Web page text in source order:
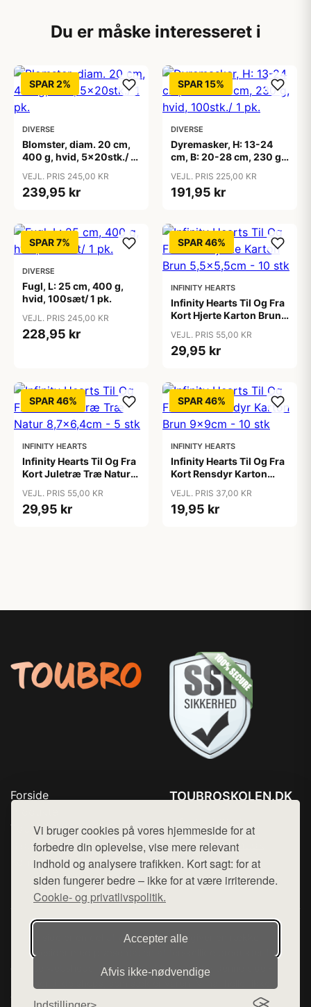
Vi bruger cookies på vores hjemmeside for at
forbedre din oplevelse, vise mere relevant
indhold og analysere trafikken. Kort sagt: for at
siden fungerer bedre – ikke for at være irriterende.
Cookie- og privatlivspolitik.
Accepter alle
Afvis ikke‑nødvendige
Du er måske interesseret i
SPAR 2%
DIVERSE
Blomster, diam. 20 cm,
400 g, hvid, 5x20stk./ 1
VEJL. PRIS 245,00 KR
239,95 kr
SPAR 15%
DIVERSE
Dyremasker, H: 13-24
cm, B: 20-28 cm, 230 g,
VEJL. PRIS 225,00 KR
191,95 kr
SPAR 7%
DIVERSE
Fugl, L: 25 cm, 400 g,
hvid, 100sæt/ 1 pk.
VEJL. PRIS 245,00 KR
228,95 kr
SPAR 46%
INFINITY HEARTS
Infinity Hearts Til Og Fra
Kort Hjerte Karton Brun
VEJL. PRIS 55,00 KR
29,95 kr
SPAR 46%
INFINITY HEARTS
Infinity Hearts Til Og Fra
Kort Juletræ Træ Natur
VEJL. PRIS 55,00 KR
29,95 kr
SPAR 46%
INFINITY HEARTS
Infinity Hearts Til Og Fra
Kort Rensdyr Karton
VEJL. PRIS 37,00 KR
19,95 kr
Forside
Top Rabatter
Blog
Kontakt
TOUBROSKOLEN.DK
Mail: hej@want.dk
Cookie- og privatlivspolitik
Denne side er en del af want.dk, der udgiver en række
hjemmesider med præsentation af forskellige produkter fra
diverse webshops. Der sælges ikke varer fra denne side - vi
henviser til de shops, som sælger varen. Vi har heller ikke
varerne på lager.